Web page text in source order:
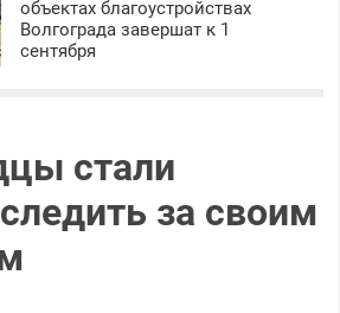
Парк Героев-летчиков
объектах благоустройствах
Волгограда завершат к 1
сентября
стали
за своим